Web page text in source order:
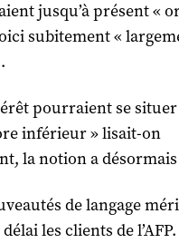
jusqu’à présent «
subitement «
pourraient se
inférieur » lisait-on
la notion a
de langage
les clients de